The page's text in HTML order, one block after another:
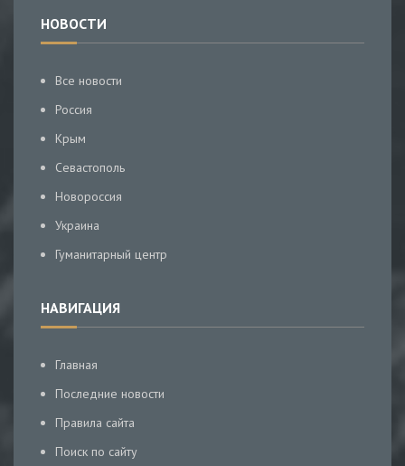
НОВОСТИ
Все новости
Россия
Крым
Севастополь
Новороссия
Украина
Гуманитарный центр
НАВИГАЦИЯ
Главная
Последние новости
Правила сайта
Поиск по сайту